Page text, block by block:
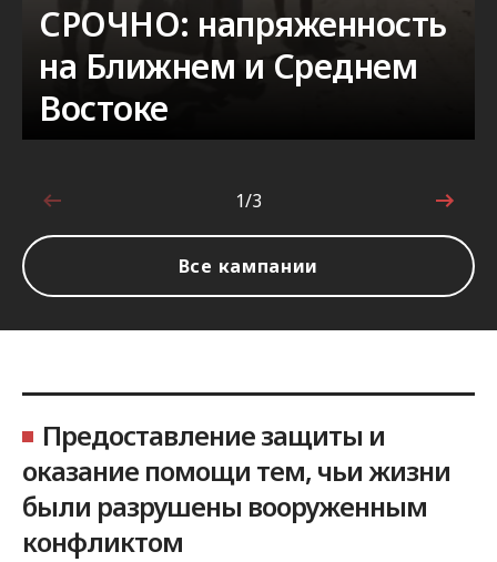
СРОЧНО: напряженность
на Ближнем и Среднем
Востоке
1 из 3
1/3
Все кампании
Предоставление защиты и
оказание помощи тем, чьи жизни
были разрушены вооруженным
конфликтом